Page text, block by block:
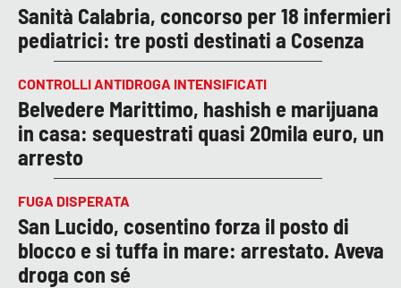
Sanità Calabria, concorso per 18 infermieri
pediatrici: tre posti destinati a Cosenza
CONTROLLI ANTIDROGA INTENSIFICATI
Belvedere Marittimo, hashish e marijuana
in casa: sequestrati quasi 20mila euro, un
arresto
FUGA DISPERATA
San Lucido, cosentino forza il posto di
blocco e si tuffa in mare: arrestato. Aveva
droga con sé